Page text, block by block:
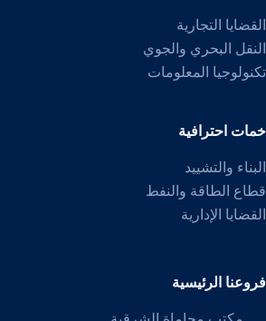
القضايا التجارية
النقل البحري والجوي
تكنولوجيا المعلومات
خمات احترافية
البناء والتشييد
قطاع الطاقة والنفط
القضايا الإدارية
فروعنا الرئيسية